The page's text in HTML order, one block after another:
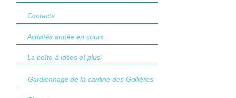
Gardiennage de la cantine des Gollières
La boîte à idées et plus!
Activités année en cours
Contacts